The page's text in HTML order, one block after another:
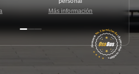
Más información